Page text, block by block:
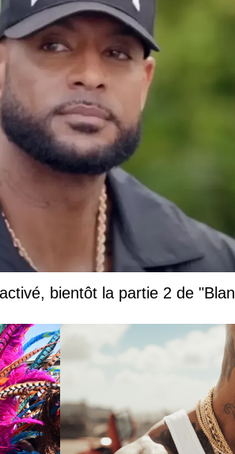
bientôt la partie 2 de